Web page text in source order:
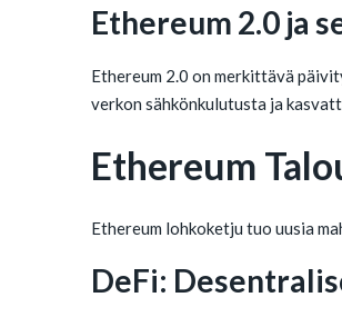
Ethereum 2.0 ja
Ethereum 2.0 on merkittävä
verkon sähkönkulutusta ja
Ethereum
Ethereum lohkoketju tuo uusia
DeFi: